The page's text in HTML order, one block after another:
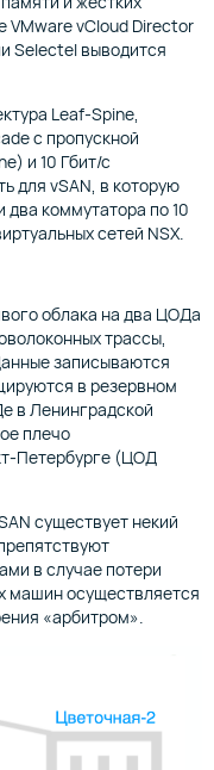
VMware vCloud Director
Selectel выводится
Leaf-Spine,
c пропускной
и 10 Гбит/с
для vSAN, в которую
два коммутатора по 10
сетей NSX.
облака на два ЦОДа
трассы,
записываются
в резервном
в Ленинградской
плечо
Петербурге (ЦОД
существует некий
в случае потери
машин осуществляется
«арбитром».